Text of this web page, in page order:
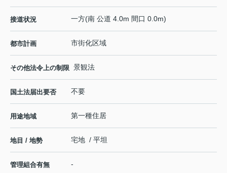
接道状況 一方(南 公道 4.0m 間口 0.0m)
都市計画 市街化区域
その他法令上の制限 景観法
国土法届出要否 不要
用途地域 第一種住居
地目 / 地勢 宅地 / 平坦
管理組合有無 -